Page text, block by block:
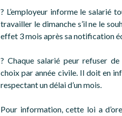
? L’employeur informe le salarié
travailler le dimanche s’il ne le
effet 3 mois après sa notification
? Chaque salarié peur refuser
choix par année civile. Il doit en
respectant un délai d’un mois.
Pour information, cette loi a